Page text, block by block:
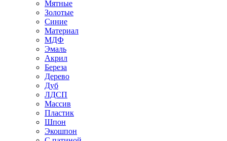
Мятные
Золотые
Синие
Материал
МДФ
Эмаль
Акрил
Береза
Дерево
Дуб
ЛДСП
Массив
Пластик
Шпон
Экошпон